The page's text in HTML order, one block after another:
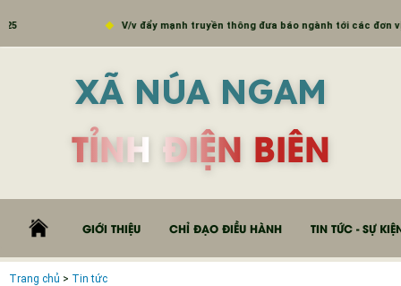
V/v đẩy mạnh truyền thông đưa báo ngành tới các đơn vị trường học
XÃ NÚA NGAM
TỈNH ĐIỆN BIÊN
GIỚI THIỆU CHỈ ĐẠO ĐIỀU HÀNH TIN TỨC - SỰ
Trang chủ > Tin tức